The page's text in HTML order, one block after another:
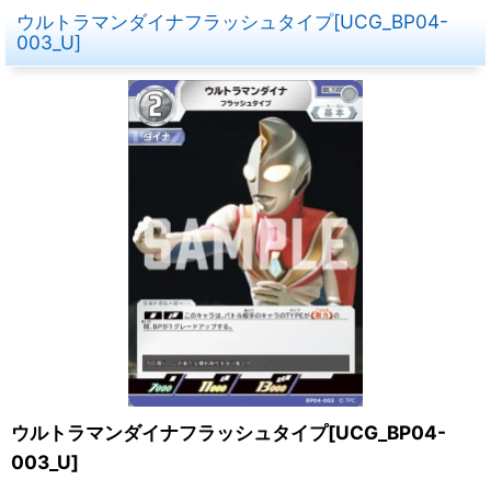
ウルトラマンダイナフラッシュタイプ[UCG_BP04-
003_U]
ウルトラマンダイナフラッシュタイプ[UCG_BP04-
003_U]